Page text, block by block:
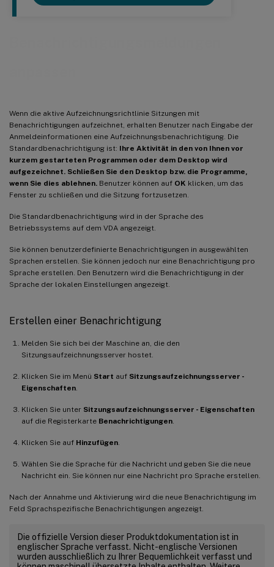
Wenn die aktive Aufzeichnungsrichtlinie Sitzungen mit
Benachrichtigungen aufzeichnet, erhalten Benutzer nach Eingabe der
Anmeldeinformationen eine Aufzeichnungsbenachrichtigung. Die
Standardbenachrichtigung ist: Ihre Aktivität in den von Ihnen vor
kurzem gestarteten Programmen oder dem Desktop wird
aufgezeichnet. Schließen Sie den Desktop bzw. die Programme,
wenn Sie dies ablehnen. Benutzer können auf OK klicken, um das
Fenster zu schließen und die Sitzung fortzusetzen.
Die Standardbenachrichtigung wird in der Sprache des
Betriebssystems auf dem VDA angezeigt.
Sie können benutzerdefinierte Benachrichtigungen in ausgewählten
Sprachen erstellen. Sie können jedoch nur eine Benachrichtigung pro
Sprache erstellen. Den Benutzern wird die Benachrichtigung in der
Sprache der lokalen Einstellungen angezeigt.
Erstellen einer Benachrichtigung
Melden Sie sich bei der Maschine an, die den
Sitzungsaufzeichnungsserver hostet.
Klicken Sie im Menü Start auf Sitzungsaufzeichnungsserver -
Eigenschaften
Klicken Sie unter Sitzungsaufzeichnungsserver - Eigenschaften
auf die Registerkarte Benachrichtigungen
Klicken Sie auf Hinzufügen
Wählen Sie die Sprache für die Nachricht und geben Sie die neue
Nachricht ein. Sie können nur eine Nachricht pro Sprache erstellen.
Nach der Annahme und Aktivierung wird die neue Benachrichtigung im
Feld Sprachspezifische Benachrichtigungen angezeigt.
Die offizielle Version dieser Produktdokumentation ist in
englischer Sprache verfasst. Nicht-englische Versionen
wurden ausschließlich zu Ihrer Bequemlichkeit verfasst und